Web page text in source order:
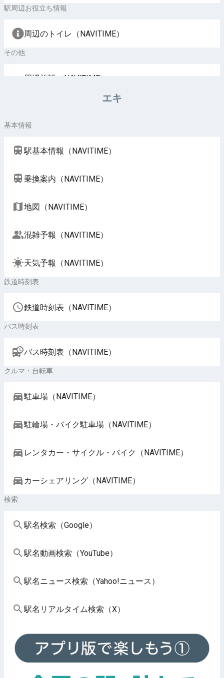
駅周辺お役立ち情報
周辺のトイレ（NAVITIME）
その他
周辺施設（NAVITIME）
エキ
基本情報
駅基本情報（NAVITIME）
乗換案内（NAVITIME）
地図（NAVITIME）
混雑予報（NAVITIME）
天気予報（NAVITIME）
鉄道時刻表
鉄道時刻表（NAVITIME）
バス時刻表
バス時刻表（NAVITIME）
クルマ・自転車
駐車場（NAVITIME）
駐輪場・バイク駐車場（NAVITIME）
レンタカー・サイクル・バイク（NAVITIME）
カーシェアリング（NAVITIME）
検索
駅名検索（Google）
駅名動画検索（YouTube）
駅名ニュース検索（Yahoo!ニュース）
駅名リアルタイム検索（X）